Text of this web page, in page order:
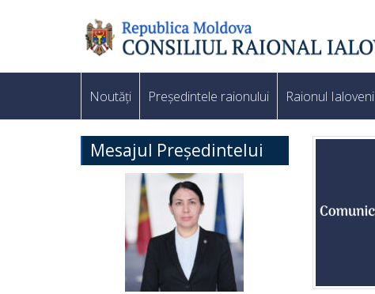
Noutăți Președintele raionului Raionul Ialoveni
Mesajul Președintelui